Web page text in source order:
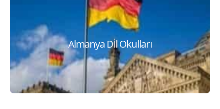
Almanya Dİl Okulları
Berlin,Frankurt,Hamburg